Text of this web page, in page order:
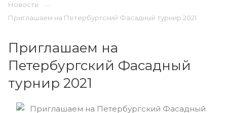
Новости
Приглашаем на Петербургский Фасадный турнир 2021
Приглашаем на
Петербургский Фасадный
турнир 2021